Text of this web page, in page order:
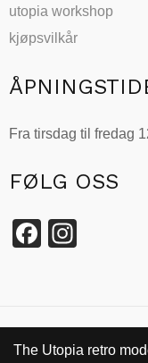
utopia workshop
kjøpsvilkår
Fra tirsdag til fredag
FØLG OSS
The Utopia retro